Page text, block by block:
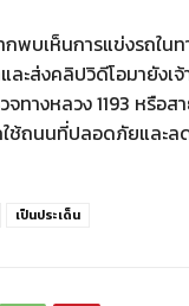
พบเห็นการแข่งรถใ
ะส่งคลิปวิดีโอมายัง
จทางหลวง 1193 หรือ
ใช้ถนนที่ปลอดภัยและ
เป็นประเด็น